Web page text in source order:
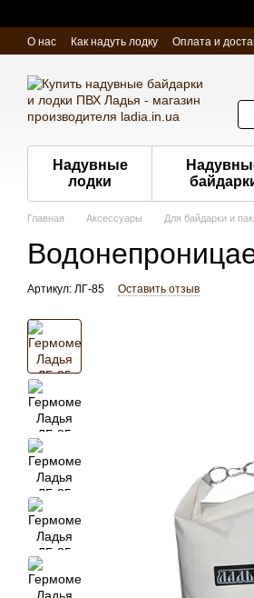
О нас Как надуть лодку Оплата и
Надувные
лодки
Главная Аксессуары Для байдарки и
Артикул: ЛГ-85 Оставить отзыв